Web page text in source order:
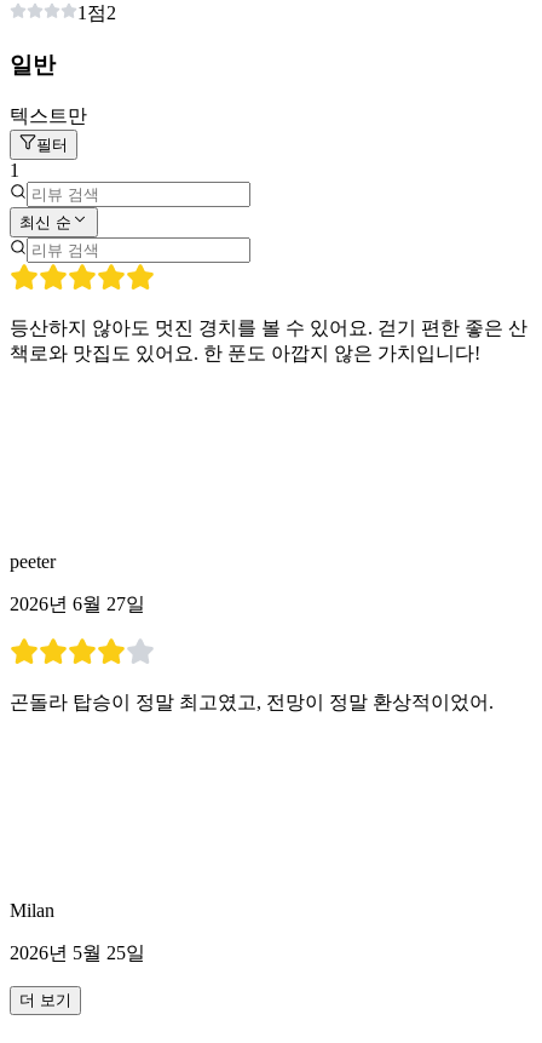
1점2
일반
텍스트만
필터
1
최신 순
등산하지 않아도 멋진 경치를 볼 수 있어요. 걷기 편한 좋은 산
책로와 맛집도 있어요. 한 푼도 아깝지 않은 가치입니다!
peeter
2026년 6월 27일
곤돌라 탑승이 정말 최고였고, 전망이 정말 환상적이었어.
Milan
2026년 5월 25일
더 보기